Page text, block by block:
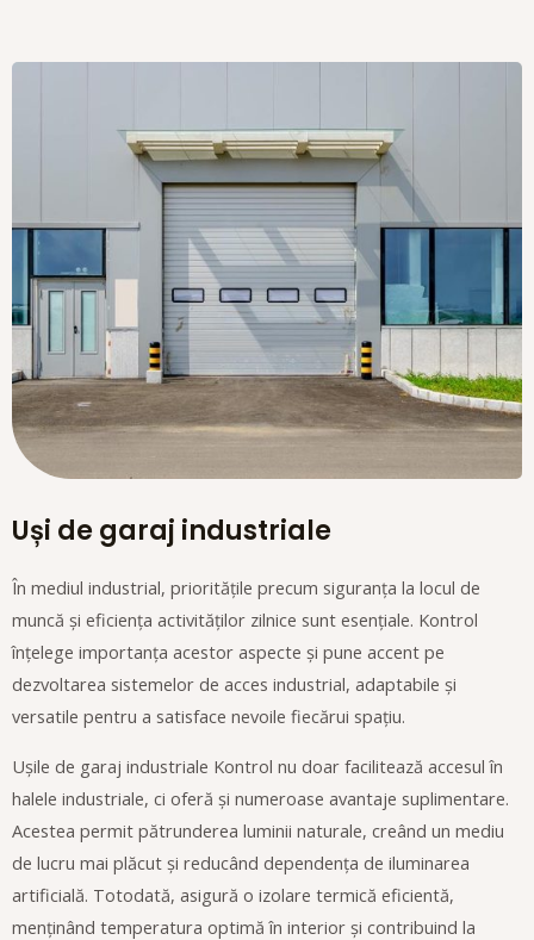
Uși de garaj industriale
În mediul industrial, prioritățile precum siguranța la locul de
muncă și eficiența activităților zilnice sunt esențiale. Kontrol
înțelege importanța acestor aspecte și pune accent pe
dezvoltarea sistemelor de acces industrial, adaptabile și
versatile pentru a satisface nevoile fiecărui spațiu.
Ușile de garaj industriale Kontrol nu doar facilitează accesul în
halele industriale, ci oferă și numeroase avantaje suplimentare.
Acestea permit pătrunderea luminii naturale, creând un mediu
de lucru mai plăcut și reducând dependența de iluminarea
artificială. Totodată, asigură o izolare termică eficientă,
menținând temperatura optimă în interior și contribuind la